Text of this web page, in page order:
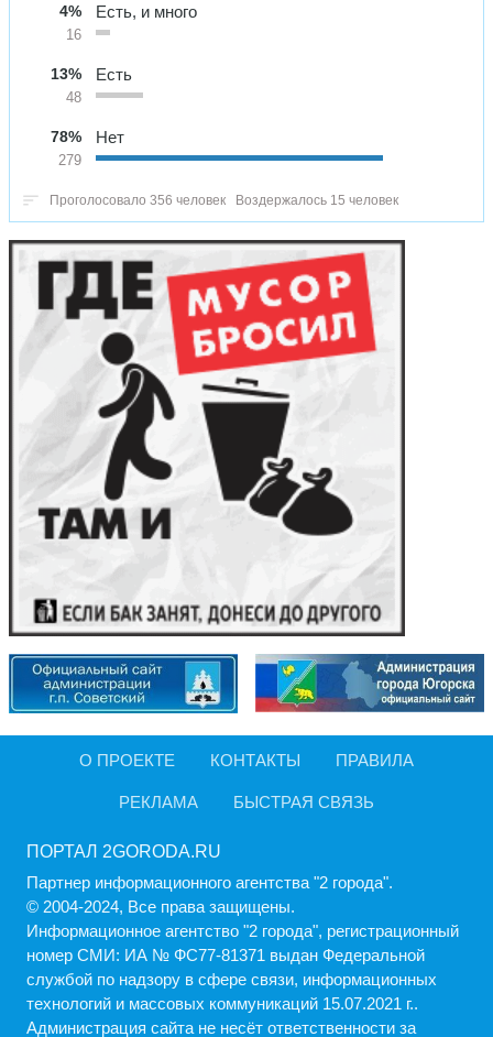
4%
16
Есть, и много
13%
48
Есть
78%
279
Нет
Проголосовало 356 человек Воздержалось 15 человек
О ПРОЕКТЕ КОНТАКТЫ ПРАВИЛА
РЕКЛАМА БЫСТРАЯ СВЯЗЬ
ПОРТАЛ 2GORODA.RU
Партнер информационного агентства "2 города".
© 2004-2024, Все права защищены.
Информационное агентство "2 города", регистрационный
номер СМИ: ИА № ФС77-81371 выдан Федеральной
службой по надзору в сфере связи, информационных
технологий и массовых коммуникаций 15.07.2021 г..
Администрация cайта не несёт ответственности за